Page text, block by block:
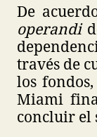
De
operandi
través de
los
Miami
concluir el